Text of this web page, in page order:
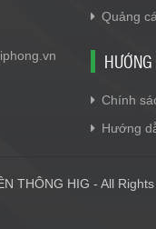
Quảng
Chính
Hướng
THÔNG HIG - All Rights